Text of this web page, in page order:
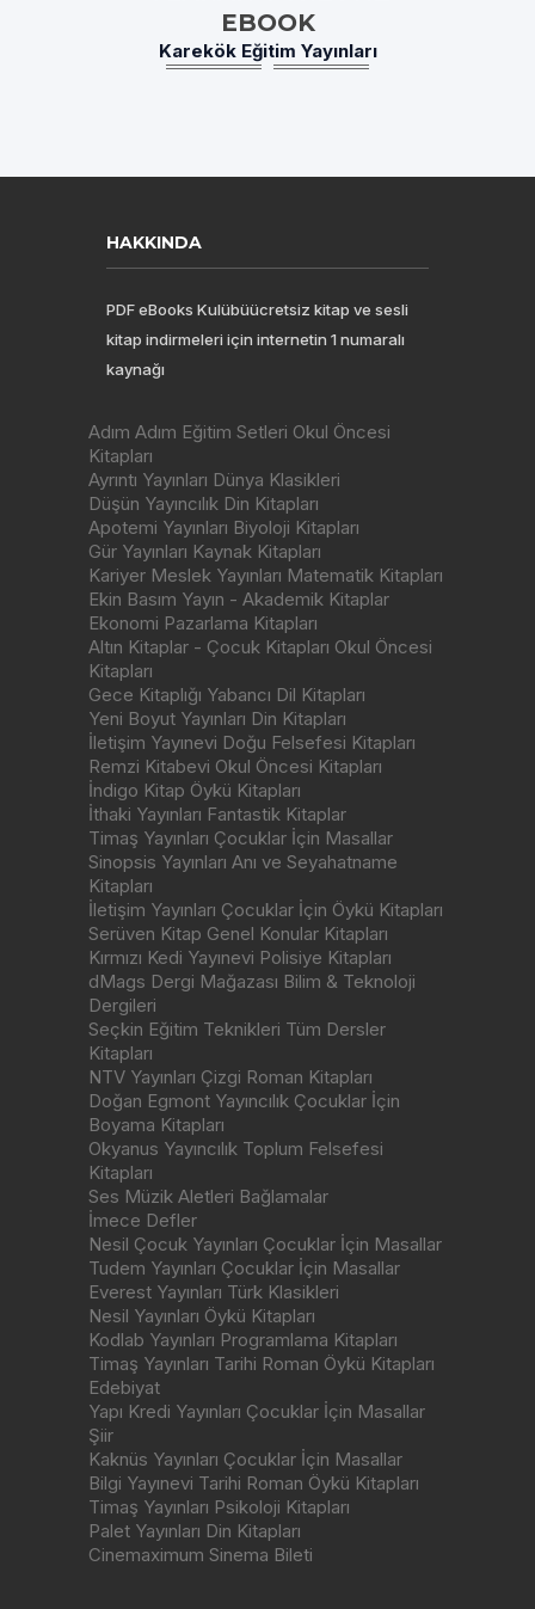
EBOOK
Karekök Eğitim Yayınları
HAKKINDA
PDF eBooks Kulübüücretsiz kitap ve sesli
kitap indirmeleri için internetin 1 numaralı
kaynağı
Adım Adım Eğitim Setleri Okul Öncesi
Kitapları
Ayrıntı Yayınları Dünya Klasikleri
Düşün Yayıncılık Din Kitapları
Apotemi Yayınları Biyoloji Kitapları
Gür Yayınları Kaynak Kitapları
Kariyer Meslek Yayınları Matematik Kitapları
Ekin Basım Yayın - Akademik Kitaplar
Ekonomi Pazarlama Kitapları
Altın Kitaplar - Çocuk Kitapları Okul Öncesi
Kitapları
Gece Kitaplığı Yabancı Dil Kitapları
Yeni Boyut Yayınları Din Kitapları
İletişim Yayınevi Doğu Felsefesi Kitapları
Remzi Kitabevi Okul Öncesi Kitapları
İndigo Kitap Öykü Kitapları
İthaki Yayınları Fantastik Kitaplar
Timaş Yayınları Çocuklar İçin Masallar
Sinopsis Yayınları Anı ve Seyahatname
Kitapları
İletişim Yayınları Çocuklar İçin Öykü Kitapları
Serüven Kitap Genel Konular Kitapları
Kırmızı Kedi Yayınevi Polisiye Kitapları
dMags Dergi Mağazası Bilim & Teknoloji
Dergileri
Seçkin Eğitim Teknikleri Tüm Dersler
Kitapları
NTV Yayınları Çizgi Roman Kitapları
Doğan Egmont Yayıncılık Çocuklar İçin
Boyama Kitapları
Okyanus Yayıncılık Toplum Felsefesi
Kitapları
Ses Müzik Aletleri Bağlamalar
İmece Defler
Nesil Çocuk Yayınları Çocuklar İçin Masallar
Tudem Yayınları Çocuklar İçin Masallar
Everest Yayınları Türk Klasikleri
Nesil Yayınları Öykü Kitapları
Kodlab Yayınları Programlama Kitapları
Timaş Yayınları Tarihi Roman Öykü Kitapları
Edebiyat
Yapı Kredi Yayınları Çocuklar İçin Masallar
Şiir
Kaknüs Yayınları Çocuklar İçin Masallar
Bilgi Yayınevi Tarihi Roman Öykü Kitapları
Timaş Yayınları Psikoloji Kitapları
Palet Yayınları Din Kitapları
Cinemaximum Sinema Bileti